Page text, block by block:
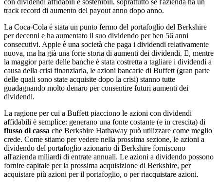
con dividendi affidabili e sostenibili, soprattutto se l'azienda ha un
track record di aumento del payout anno dopo anno.
La Coca-Cola è stata un punto fermo del portafoglio del Berkshire
per decenni e ha aumentato il suo dividendo per ben 56 anni
consecutivi. Apple è una società che paga i dividendi relativamente
nuova, ma ha già una forte storia di aumenti dei dividendi. E, mentre
la maggior parte delle banche è stata costretta a tagliare i dividendi a
causa della crisi finanziaria, le azioni bancarie di Buffett (gran parte
delle quali sono state acquisite dopo la crisi) stanno tutte
guadagnando molto denaro per consentire futuri aumenti dei
dividendi.
La ragione per cui a Buffett piacciono le azioni con dividendi
affidabili è semplice: generano una fonte costante (e in crescita) di
flusso di cassa che Berkshire Hathaway può utilizzare come meglio
crede. Come stiamo per vedere nella prossima sezione, le azioni a
dividendo del portafoglio azionario di Berkshire forniscono
all'azienda miliardi di entrate annuali. Le azioni a dividendo possono
fornire capitale per la prossima acquisizione di Berkshire, per
acquistare più azioni per il portafoglio, o per riacquistare azioni.